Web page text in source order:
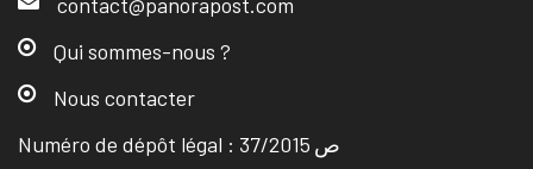
contact@panorapost.com
Qui sommes-nous ?
Nous contacter
Numéro de dépôt légal : ص 37/2015